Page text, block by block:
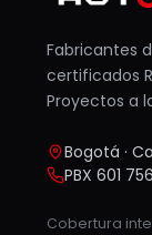
Fabricantes
certificados
Proyectos a
Bogotá ·
PBX 601
Cobertura